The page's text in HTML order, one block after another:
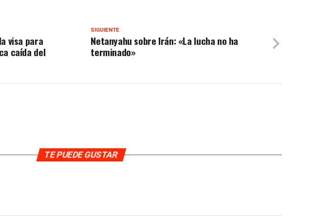
SIGUIENTE
Netanyahu sobre Irán: «La lucha no ha
terminado»
visa para
caída del
TE PUEDE GUSTAR